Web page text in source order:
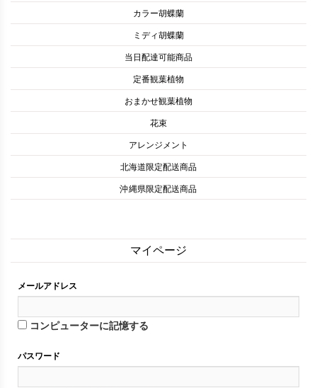
カラー胡蝶蘭
ミディ胡蝶蘭
当日配達可能商品
定番観葉植物
おまかせ観葉植物
花束
アレンジメント
北海道限定配送商品
沖縄県限定配送商品
マイページ
メールアドレス
コンピューターに記憶する
パスワード